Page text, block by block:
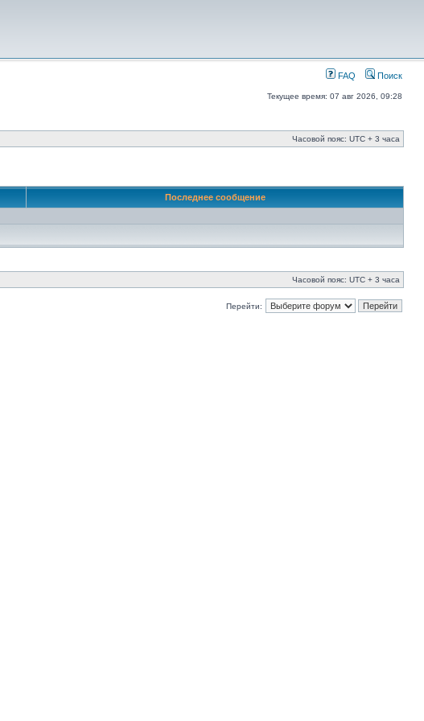
FAQ Поиск
Текущее время: 07 авг 2026, 09:28
Часовой пояс: UTC + 3 часа
Последнее сообщение
Часовой пояс: UTC + 3 часа
Перейти: